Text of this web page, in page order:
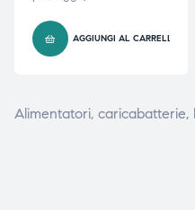
AGGIUNGI AL CARRELLO
Alimentatori,